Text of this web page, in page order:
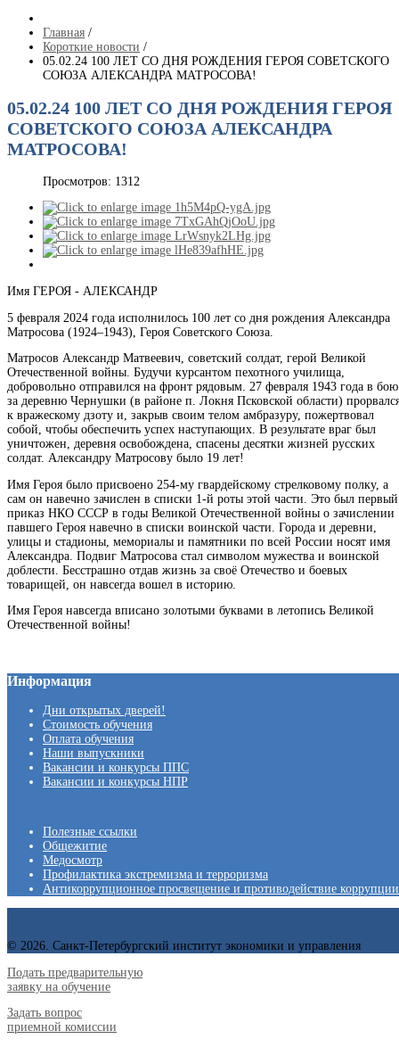
Главная /
Короткие новости /
05.02.24 100 ЛЕТ СО ДНЯ РОЖДЕНИЯ ГЕРОЯ СОВЕТСКОГО
СОЮЗА АЛЕКСАНДРА МАТРОСОВА!
05.02.24 100 ЛЕТ СО ДНЯ РОЖДЕНИЯ ГЕРОЯ
СОВЕТСКОГО СОЮЗА АЛЕКСАНДРА
МАТРОСОВА!
Просмотров: 1312
Имя ГЕРОЯ - АЛЕКСАНДР
5 февраля 2024 года исполнилось 100 лет со дня рождения Александра
Матросова (1924–1943), Героя Советского Союза.
Матросов Александр Матвеевич, советский солдат, герой Великой
Отечественной войны. Будучи курсантом пехотного училища,
добровольно отправился на фронт рядовым. 27 февраля 1943 года в бою
за деревню Чернушки (в районе п. Локня Псковской области)
к вражескому дзоту и, закрыв своим телом амбразуру, пожертвовал
собой, чтобы обеспечить успех наступающих. В результате враг был
уничтожен, деревня освобождена, спасены десятки жизней русских
солдат. Александру Матросову было 19 лет!
Имя Героя было присвоено 254-му гвардейскому стрелковому полку, а
сам он навечно зачислен в списки 1-й роты этой части. Это был первый
приказ НКО СССР в годы Великой Отечественной войны о зачислении
павшего Героя навечно в списки воинской части. Города и деревни,
улицы и стадионы, мемориалы и памятники по всей России носят имя
Александра. Подвиг Матросова стал символом мужества и воинской
доблести. Бесстрашно отдав жизнь за своё Отечество и боевых
товарищей, он навсегда вошел в историю.
Имя Героя навсегда вписано золотыми буквами в летопись Великой
Отечественной войны!
Информация
Дни открытых дверей!
Стоимость обучения
Оплата обучения
Наши выпускники
Вакансии и конкурсы ППС
Вакансии и конкурсы НПР
Полезные ссылки
Общежитие
Медосмотр
Профилактика экстремизма и терроризма
Антикоррупционное просвещение и противодействие коррупции
© 2026. Санкт-Петербургский институт экономики и управления
Подать предварительную
заявку на обучение
Задать вопрос
приемной комиссии